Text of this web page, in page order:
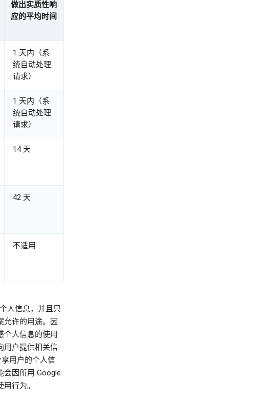
做出实质性响
应的平均时间
1 天内（系
统自动处理
请求）
1 天内（系
统自动处理
请求）
14 天
42 天
不适用
人信息，并且只
允许的用途。因
个人信息的使用
用户提供相关信
用户的个人信
会因所用 Google
行为。